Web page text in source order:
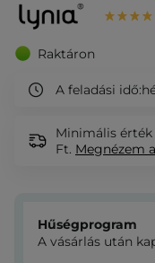
Raktáron
A feladási idő:
Minimális érték
Ft. Megnézem
Hűségprogram
A vásárlás után